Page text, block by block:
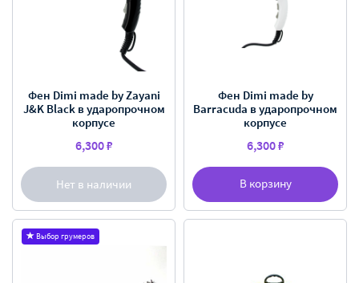
Нет в наличии
Фен Dimi made by Zayani
J&K Black в ударопрочном
корпусе
6,300 ₽
В корзину
Фен Dimi made by
Barracuda в ударопрочном
корпусе
6,300 ₽
Выбор грумеров